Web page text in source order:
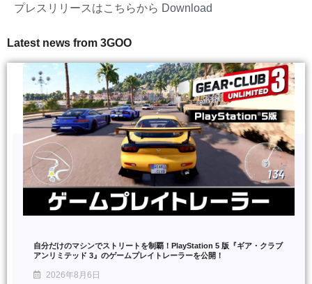
プレスリリースはこちらから Download
Latest news from 3GOO
自分だけのマシンでストリートを制覇！PlayStation 5 版『ギア・クラブ
アンリミテッド 3』のゲームプレイトレーラーを公開！
2026年8月6日